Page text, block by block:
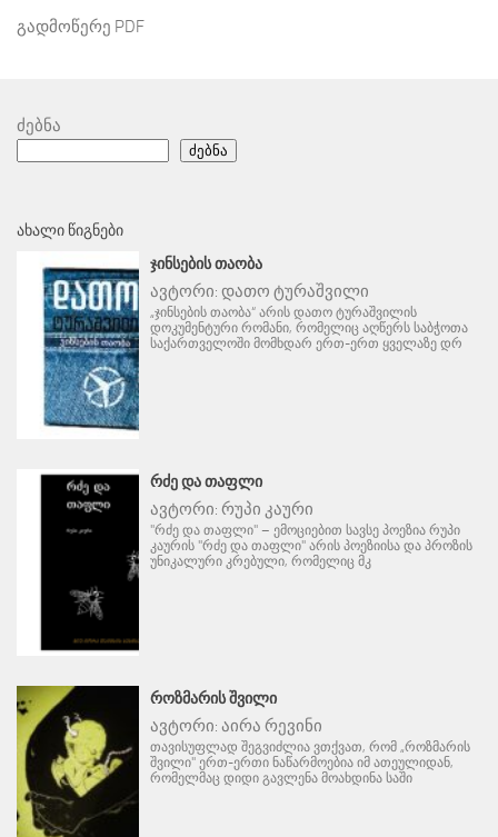
გადმოწერე PDF
ძებნა
ძებნა
ᲐᲮᲐᲚᲘ ᲬᲘᲒᲜᲔᲑᲘ
ᲯᲘᲜᲡᲔᲑᲘᲡ ᲗᲐᲝᲑᲐ
ავტორი: დათო ტურაშვილი
„ჯინსების თაობა“ არის დათო ტურაშვილის
დოკუმენტური რომანი, რომელიც აღწერს საბჭოთა
საქართველოში მომხდარ ერთ-ერთ ყველაზე დრ
ᲠᲫᲔ ᲓᲐ ᲗᲐᲤᲚᲘ
ავტორი: რუპი კაური
"რძე და თაფლი" – ემოციებით სავსე პოეზია რუპი
კაურის "რძე და თაფლი" არის პოეზიისა და პროზის
უნიკალური კრებული, რომელიც მკ
ᲠᲝᲖᲛᲐᲠᲘᲡ ᲨᲕᲘᲚᲘ
ავტორი: აირა რევინი
თავისუფლად შეგვიძლია ვთქვათ, რომ „როზმარის
შვილი" ერთ-ერთი ნაწარმოებია იმ ათეულიდან,
რომელმაც დიდი გავლენა მოახდინა საში